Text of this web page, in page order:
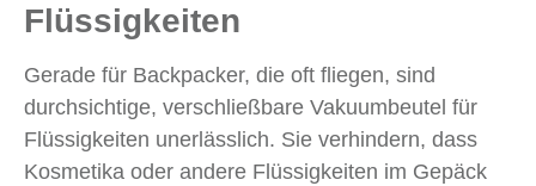
Flüssigkeiten
Gerade für Backpacker, die oft fliegen, sind
durchsichtige, verschließbare Vakuumbeutel für
Flüssigkeiten unerlässlich. Sie verhindern, dass
Kosmetika oder andere Flüssigkeiten im Gepäck